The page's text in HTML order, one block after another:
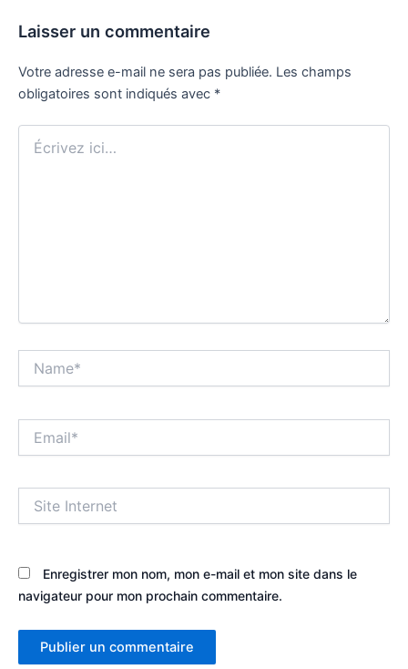
Laisser un commentaire
Votre adresse e-mail ne sera pas publiée. Les champs
obligatoires sont indiqués avec *
Écrivez
ici…
Internet
Enregistrer mon nom, mon e-mail et mon site dans le
navigateur pour mon prochain commentaire.